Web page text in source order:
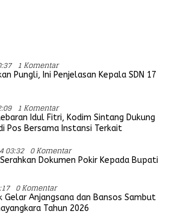
1 Komentar
Pungli, Ini Penjelasan Kepala SDN 17
1 Komentar
Idul Fitri, Kodim Sintang Dukung
Pos Bersama Instansi Terkait
03:32 0 Komentar
Serahkan Dokumen Pokir Kepada Bupati
0 Komentar
Gelar Anjangsana dan Bansos Sambut
Tahun 2026